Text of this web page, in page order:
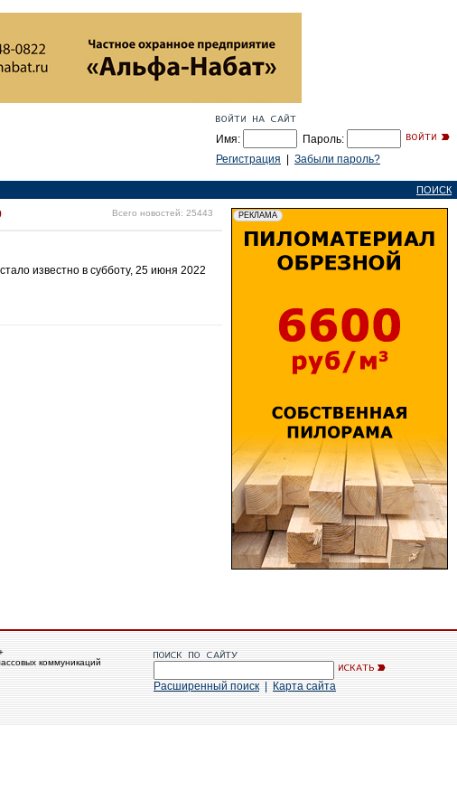
Имя:
Пароль:
Регистрация
Забыли пароль?
ПОИСК
Всего новостей: 25443
известно в субботу, 25 июня 2022
коммуникаций
Расширенный поиск Карта сайта